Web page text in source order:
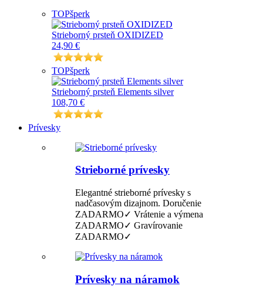
TOPšperk
Strieborný prsteň OXIDIZED
24,90 €
TOPšperk
Strieborný prsteň Elements silver
108,70 €
Prívesky
Strieborné prívesky
Elegantné strieborné prívesky s
nadčasovým dizajnom. Doručenie
ZADARMO✓ Vrátenie a výmena
ZADARMO✓ Gravírovanie
ZADARMO✓
Prívesky na náramok